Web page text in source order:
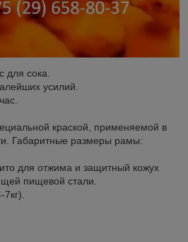
для сока.
усилий.
краской, применяемой в
Габаритные размеры рамы:
для отжима и защитный кожух
пищевой стали.